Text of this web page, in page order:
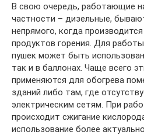
В свою очередь, работающие
частности – дизельные,
непрямого, когда
продуктов горения. Для
пушек может быть
так и в баллонах. Чаще всего
применяются для обогрева
зданий либо там, где
электрическим сетям. При
происходит сжигание
использование более